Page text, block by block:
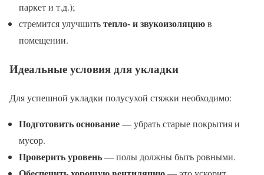
паркет и т.д.);
стремится улучшитьтепло- и звукоизоляциюв
помещении.
Идеальные условия для укладки
Для успешной укладки полусухой стяжки необходимо:
Подготовить основание— убрать старые покрытия и
мусор.
Проверить уровень— полы должны быть ровными.